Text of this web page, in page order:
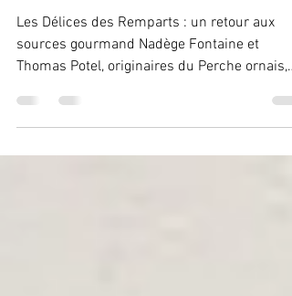
Bellême !
Les Délices des Remparts : un retour aux
sources gourmand Nadège Fontaine et